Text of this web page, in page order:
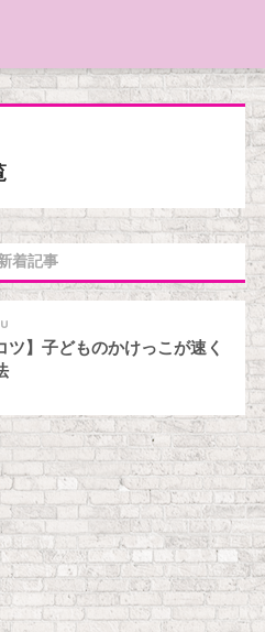
着記事
ツ】子どものかけっこが速く